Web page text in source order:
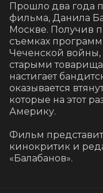
Прошло два года
фильма, Данила
Москве. Получив
съемках
Чеченской войны,
старыми
настигает
оказывается
которые на этот
Америку.
Фильм
кинокритик и
«Балабанов».